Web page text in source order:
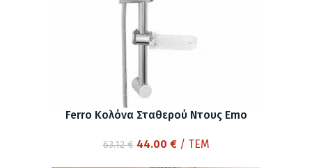
Ferro Κολόνα Σταθερού Ντους Emo
63.12€ Original
44.00 €Η
/ ΤΕΜ